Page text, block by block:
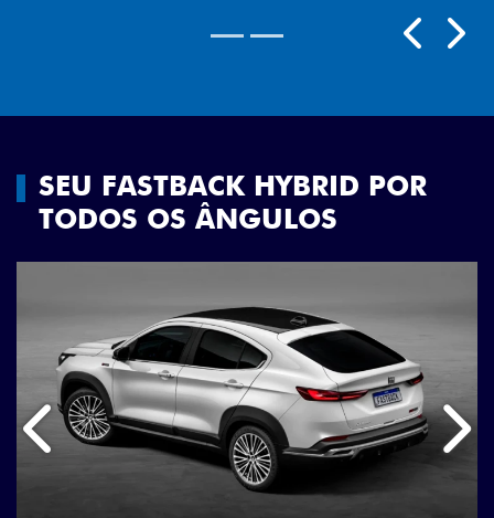
Rodas aro 18"
SEU FASTBACK HYBRID POR
TODOS OS ÂNGULOS
Anterior